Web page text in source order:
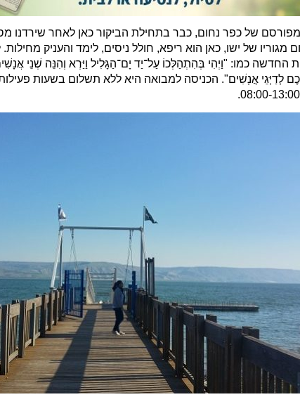
של כפר נחום, כבר בתחילת הביקור כאן לאחר שירדנו
של ישו, כאן הוא ריפא, חולל ניסים, לימד והעניק
כמו: "וַיְהִי בְּהִתְהַלְּכוֹ עַל־יַד יָם־הַגָּלִיל וַיַּרְא וְהִנֵּה שְׁנֵי